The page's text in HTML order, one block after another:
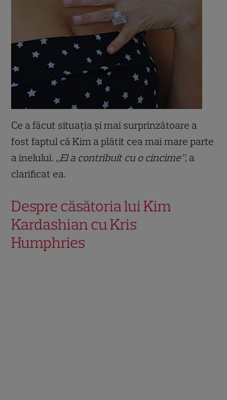
Ce a făcut situația și mai surprinzătoare a
fost faptul că Kim a plătit cea mai mare parte
a inelului. „El a contribuit cu o cincime”, a
clarificat ea.
Despre căsătoria lui Kim
Kardashian cu Kris
Humphries